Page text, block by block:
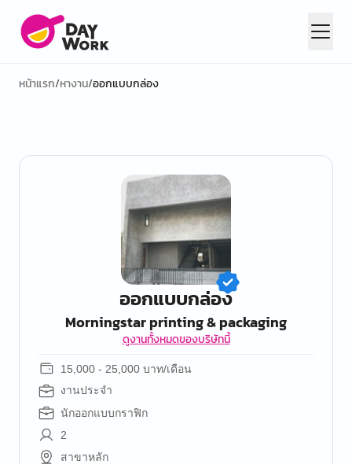
หน้าแรก/หางาน/ออกแบบกล่อง
ออกแบบกล่อง
Morningstar printing & packaging
ดูงานทั้งหมดของบริษัทนี้
15,000 - 25,000 บาท/เดือน
งานประจำ
นักออกแบบกราฟิก
2
สาขาหลัก